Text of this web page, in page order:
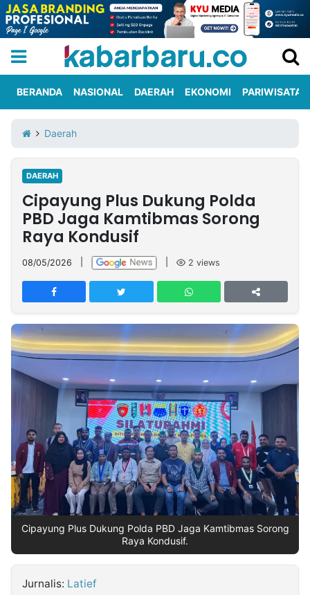
Iklan
Berita
Kami
Nasional
International
Olahraga
Entertainment
Daerah
Pariwisata
Kuliner
Kolom
Network
PT
TREETAN
INDONESIA
Partner
NTB
Time
IDN
Jogja
Rakyat
News
Notice
Dinamikapost.com
Baru
Seedbacklink
Follow
Kabarbaru
BERANDA NASIONAL DAERAH EKONOMI PARIWISATA
Daerah
DAERAH
Cipayung Plus Dukung Polda
PBD Jaga Kamtibmas Sorong
Raya Kondusif
08/05/2026 2 views
Cipayung Plus Dukung Polda PBD Jaga Kamtibmas Sorong
Raya Kondusif.
Jurnalis: Latief